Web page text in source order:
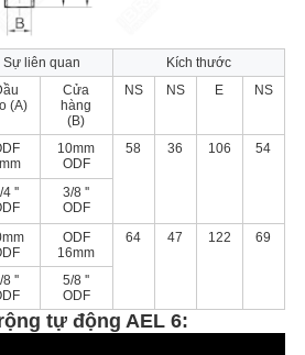
Sự liên quan
Kích thước
(A)
Cửa
hàng
(B)
NS NS E NS
10mm
ODF
58 36 106 54
4 ''
3/8 ''
ODF
ODF
16mm
64 47 122 69
8 ''
5/8 ''
ODF
tự động AEL 6: